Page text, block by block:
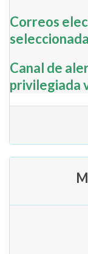
Correos
seleccionada
Canal de
privilegiada